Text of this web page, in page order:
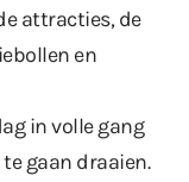
attracties, de
en
in volle gang
gaan draaien.